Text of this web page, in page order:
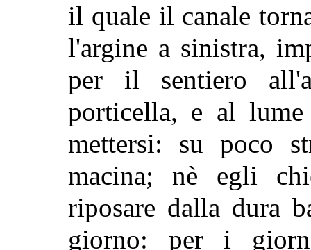
il quale il canale
l'argine a sinistra,
per il sentiero
porticella, e al
mettersi: su poco
macina; nè egli
riposare dalla dura
giorno: per i